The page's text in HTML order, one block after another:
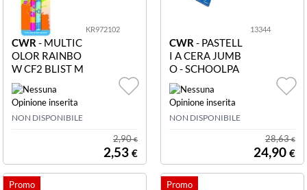
KR972102
CWR - MULTIC
OLOR RAINBO
W CF2 BLIST M
ATITA KR9721
02 CF2 BLIST M
ATITA MULTIC
OLOR RAINBO
NON DISPONIBILE
2,90€
2,53 €
13344
CWR - PASTELL
I A CERA JUMB
O - SCHOOLPA
CK CF100 1334
4 Schoolpack: 1
00 pastelli a cer
a jumbo + 6 sten
NON DISPONIBILE
28,63€
24,90 €